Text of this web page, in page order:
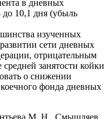
в дневных
до 10,1 дня (убыль
изученных
развитии сети дневных
отрицательным
занятости койки
о снижении
фонда дневных